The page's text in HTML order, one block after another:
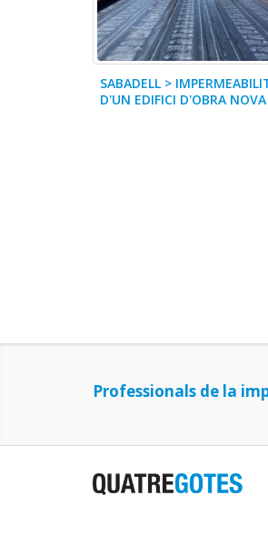
SABADELL >
D'UN EDIFICI D'OBRA NOVA
Professionals de la